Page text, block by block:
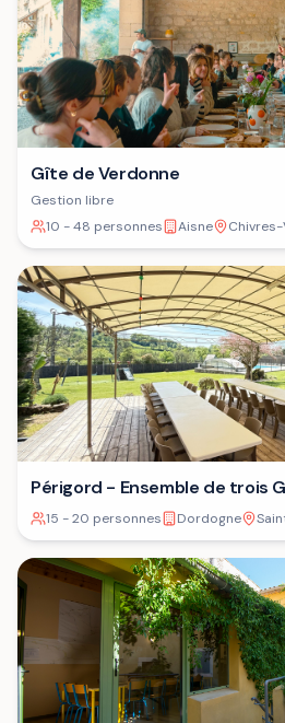
Gîte de Verdonne
Gestion libre
10 - 48 personnes
Aisne Chivres-
Périgord - Ensemble de trois
personnes⁷
15 - 20 personnes Dordogne